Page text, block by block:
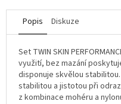
Popis Diskuze
Set TWIN SKIN
využití, bez mazání
disponuje skvělou
stabilitou a jistotou při
z kombinace mohéru a